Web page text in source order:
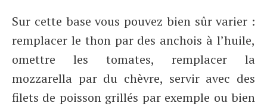
Sur cette base vous pouvez bien sûr varier :
remplacer le thon par des anchois à l’huile,
omettre les tomates, remplacer la
mozzarella par du chèvre, servir avec des
filets de poisson grillés par exemple ou bien